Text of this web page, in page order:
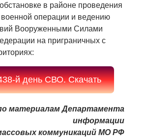
в районе проведения
операции и ведению
Вооруженными Силами
на приграничных с
й день СВО. Скачать
материалам Департамента
информации
коммуникаций МО РФ